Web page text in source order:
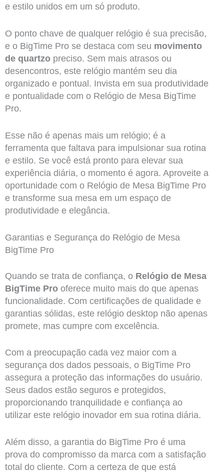
e estilo unidos em um só produto.
O ponto chave de qualquer relógio é sua precisão,
e o BigTime Pro se destaca com seu movimento
de quartzopreciso. Sem mais atrasos ou
desencontros, este relógio mantém seu dia
organizado e pontual. Invista em sua produtividade
e pontualidade com o Relógio de Mesa BigTime
Pro.
Esse não é apenas mais um relógio; é a
ferramenta que faltava para impulsionar sua rotina
e estilo. Se você está pronto para elevar sua
experiência diária, o momento é agora. Aproveite a
oportunidade com o Relógio de Mesa BigTime Pro
e transforme sua mesa em um espaço de
produtividade e elegância.
Garantias e Segurança do Relógio de Mesa
BigTime Pro
Quando se trata de confiança, o Relógio de Mesa
BigTime Prooferece muito mais do que apenas
funcionalidade. Com certificações de qualidade e
garantias sólidas, este relógio desktop não apenas
promete, mas cumpre com excelência.
Com a preocupação cada vez maior com a
segurança dos dados pessoais, o BigTime Pro
assegura a proteção das informações do usuário.
Seus dados estão seguros e protegidos,
proporcionando tranquilidade e confiança ao
utilizar este relógio inovador em sua rotina diária.
Além disso, a garantia do BigTime Pro é uma
prova do compromisso da marca com a satisfação
total do cliente. Com a certeza de que está